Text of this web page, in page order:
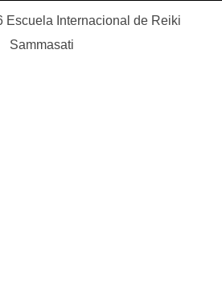
Escuela Internacional de Reiki
Sammasati